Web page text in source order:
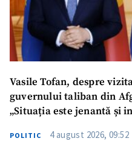
Vasile Tofan, despre
guvernului taliban din
„Situația este jenantă și
POLITIC 4 august 2026, 09:52